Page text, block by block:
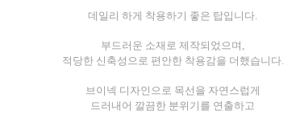
데일리 하게 착용하기 좋은 탑입니다.
부드러운 소재로 제작되었으며,
적당한 신축성으로 편안한 착용감을 더했습니다.
브이넥 디자인으로 목선을 자연스럽게
드러내어 깔끔한 분위기를 연출하고